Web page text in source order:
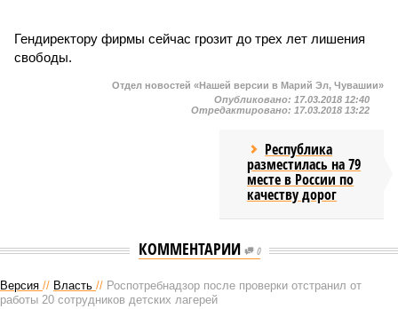
Гендиректору фирмы сейчас грозит до трех лет лишения
свободы.
Отдел новостей «Нашей версии в Марий Эл, Чувашии»
Опубликовано: 17.03.2018 12:40
Отредактировано: 17.03.2018 13:22
Республика
разместилась на 79
месте в России по
качеству дорог
КОММЕНТАРИИ 0
Версия // Власть // Роспотребнадзор после проверки отстранил от
работы 20 сотрудников детских лагерей